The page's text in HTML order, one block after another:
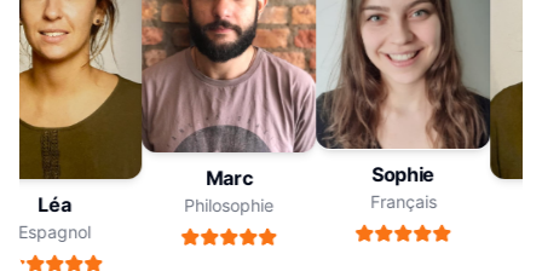
Léa
Espagnol
Marc
Philosophie
Sophie
Français